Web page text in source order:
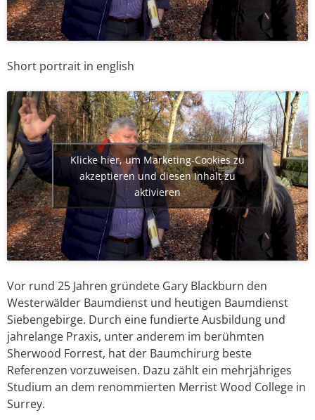
Short portrait in english
Klicke hier, um Marketing-Cookies zu
akzeptieren und diesen Inhalt zu
aktivieren
Vor rund 25 Jahren gründete Gary Blackburn den
Westerwälder Baumdienst und heutigen Baumdienst
Siebengebirge. Durch eine fundierte Ausbildung und
jahrelange Praxis, unter anderem im berühmten
Sherwood Forrest, hat der Baumchirurg beste
Referenzen vorzuweisen. Dazu zählt ein mehrjähriges
Studium an dem renommierten Merrist Wood College in
Surrey.